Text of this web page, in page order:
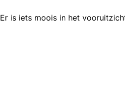
Er is iets moois in het